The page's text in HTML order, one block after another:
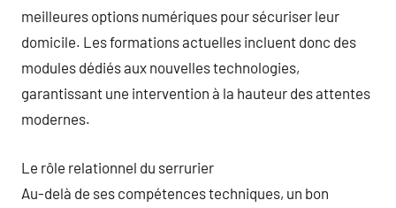
meilleures options numériques pour sécuriser leur
domicile. Les formations actuelles incluent donc des
modules dédiés aux nouvelles technologies,
garantissant une intervention à la hauteur des attentes
modernes.
Le rôle relationnel du serrurier
Au-delà de ses compétences techniques, un bon